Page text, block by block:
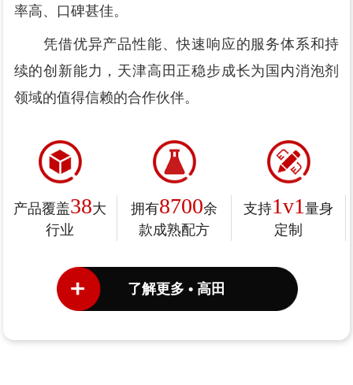
率高、口碑甚佳。
凭借优异产品性能、快速响应的服务体系和持
续的创新能力，天津高田正稳步成长为国内消泡剂
领域的值得信赖的合作伙伴。
产品覆盖38大
行业
拥有8700余
款成熟配方
支持1v1 量身
定制
了解更多 • 高田